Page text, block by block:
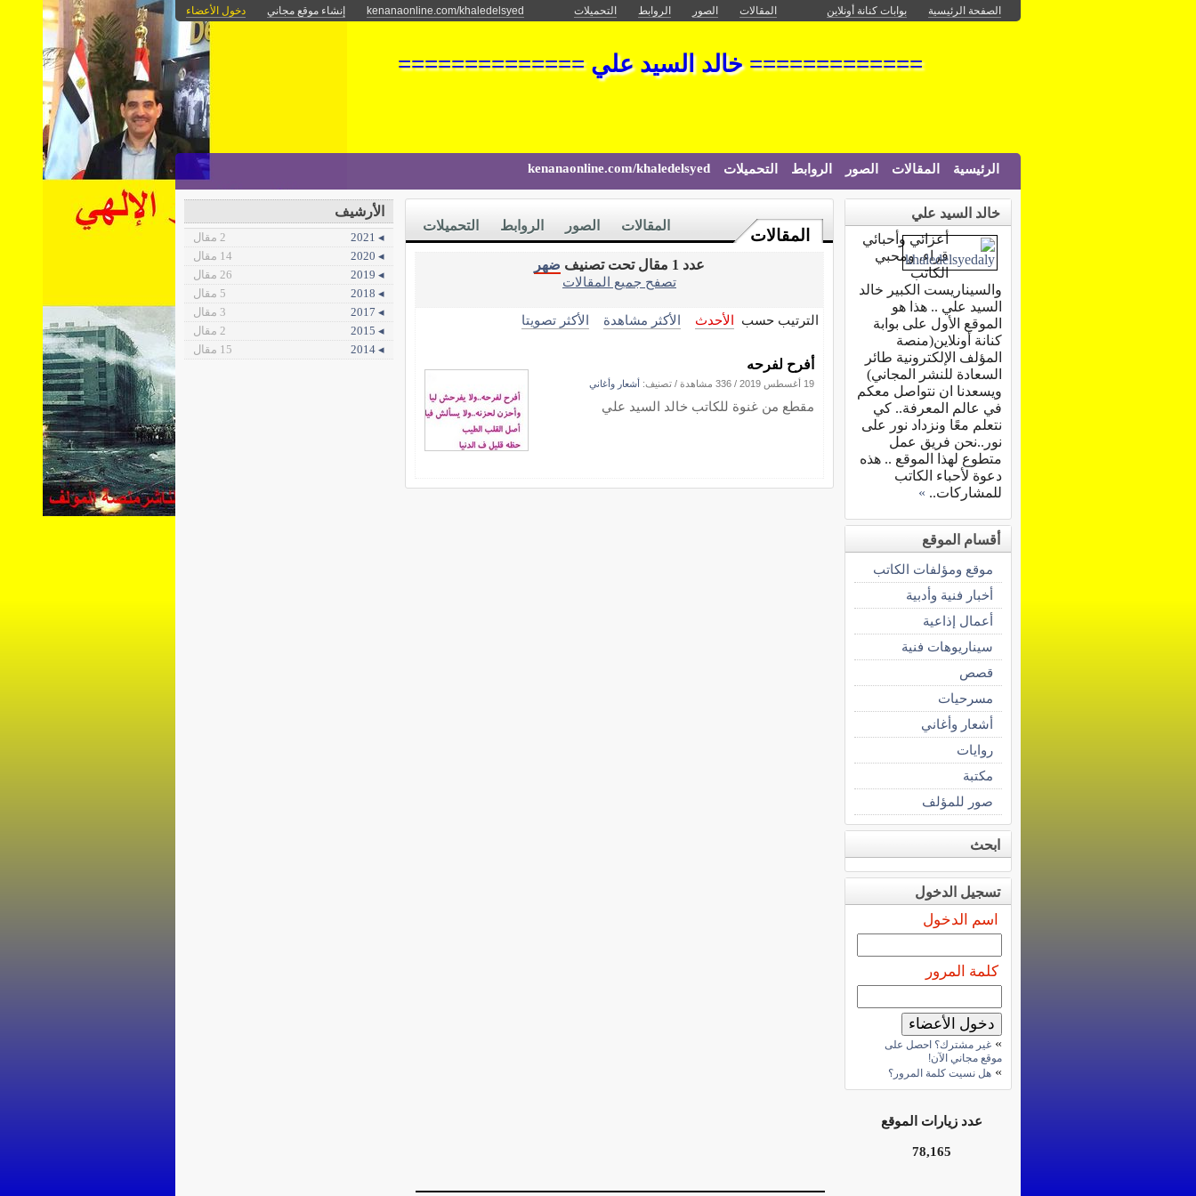
الصفحة الرئيسية بوابات كنانة أونلاين المقالات الصور الروابط التحميلات kenanaonline.com/khaledelsyed إنشاء موقع مجاني دخول الأعضاء
============= خالد السيد علي ==============
الرئيسية المقالات الصور الروابط التحميلات kenanaonline.com/khaledelsyed
المقالات
التحميلات الروابط الصور المقالات
عدد 1 مقال تحت تصنيف
ضهر
تصفح جميع المقالات
الترتيب حسب الأحدث الأكثر مشاهدة الأكثر تصويتا
أفرح لفرحه
19 أغسطس 2019 / 336 مشاهدة / تصنيف: أشعار وأغاني
مقطع من غنوة للكاتب خالد السيد علي
خالد السيد علي
أعزائي وأحبائي
قراء، ومحبي
الكاتب
والسيناريست الكبير خالد
السيد علي .. هذا هو
الموقع الأول على بوابة
كنانة أونلاين(منصة
المؤلف الإلكترونية طائر
السعادة للنشر المجاني)
ويسعدنا ان نتواصل معكم
في عالم المعرفة.. كي
نتعلم معًا ونزداد نور على
نور..نحن فريق عمل
متطوع لهذا الموقع .. هذه
دعوة لأحباء الكاتب
للمشاركات.. »
أقسام الموقع
موقع ومؤلفات الكاتب
أخبار فنية وأدبية
أعمال إذاعية
سيناريوهات فنية
قصص
مسرحيات
أشعار وأغاني
روايات
مكتبة
صور للمؤلف
ابحث
تسجيل الدخول
اسم الدخول
كلمة المرور
» غير مشترك؟ احصل على
موقع مجاني الآن!
» هل نسيت كلمة المرور؟
عدد زيارات الموقع
78,165
الأرشيف
◂ 2021
2 مقال
◂ 2020
14 مقال
◂ 2019
26 مقال
◂ 2018
5 مقال
◂ 2017
3 مقال
◂ 2015
2 مقال
◂ 2014
15 مقال